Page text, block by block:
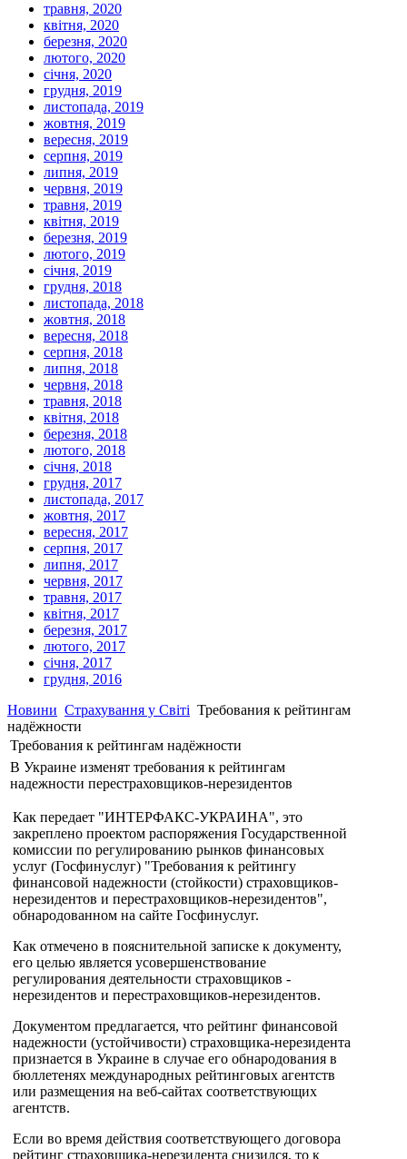
травня, 2020
квітня, 2020
березня, 2020
лютого, 2020
січня, 2020
грудня, 2019
листопада, 2019
жовтня, 2019
вересня, 2019
серпня, 2019
липня, 2019
червня, 2019
травня, 2019
квітня, 2019
березня, 2019
лютого, 2019
січня, 2019
грудня, 2018
листопада, 2018
жовтня, 2018
вересня, 2018
серпня, 2018
липня, 2018
червня, 2018
травня, 2018
квітня, 2018
березня, 2018
лютого, 2018
січня, 2018
грудня, 2017
листопада, 2017
жовтня, 2017
вересня, 2017
серпня, 2017
липня, 2017
червня, 2017
травня, 2017
квітня, 2017
березня, 2017
лютого, 2017
січня, 2017
грудня, 2016
Новини Страхування у Світі Требования к рейтингам
надёжности
Требования к рейтингам надёжности
В Украине изменят требования к рейтингам
надежности перестраховщиков-нерезидентов
Как передает "ИНТЕРФАКС-УКРАИНА", это
закреплено проектом распоряжения Государственной
комиссии по регулированию рынков финансовых
услуг (Госфинуслуг) "Требования к рейтингу
финансовой надежности (стойкости) страховщиков-
нерезидентов и перестраховщиков-нерезидентов",
обнародованном на сайте Госфинуслуг.
Как отмечено в пояснительной записке к документу,
его целью является усовершенствование
регулирования деятельности страховщиков -
нерезидентов и перестраховщиков-нерезидентов.
Документом предлагается, что рейтинг финансовой
надежности (устойчивости) страховщика-нерезидента
признается в Украине в случае его обнародования в
бюллетенях международных рейтинговых агентств
или размещения на веб-сайтах соответствующих
агентств.
Если во время действия соответствующего договора
рейтинг страховщика-нерезидента снизился, то к